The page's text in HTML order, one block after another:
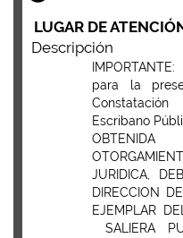
LUGAR DE
Descripción
para la
Escribano
OBTENIDA
JURIDICA,
DIRECCION
EJEMPLAR
SALIERA